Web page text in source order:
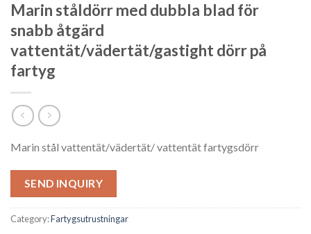
Marin ståldörr med dubbla blad för
snabb åtgärd
vattentät/vädertät/gastight dörr på
fartyg
Marin stål vattentät/vädertät/ vattentät fartygsdörr
SEND INQUIRY
Category:Fartygsutrustningar